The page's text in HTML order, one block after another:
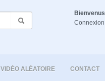
Bienvenus
Connexion
VIDÉO ALÉATOIRE CONTACT